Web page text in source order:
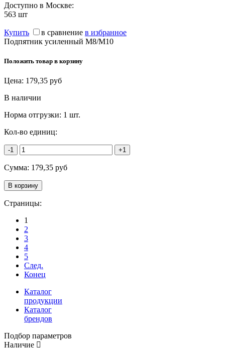
Доступно в Москве:
563 шт
Купить в сравнение в избранное
Подпятник усиленный М8/М10
Положить товар в корзину
Цена: 179,35 руб
В наличии
Норма отгрузки: 1 шт.
Кол-во единиц:
-1 +1
Сумма: 179,35 руб
Страницы:
1
2
3
4
5
След.
Конец
Каталог
продукции
Каталог
брендов
Подбор параметров
Наличие